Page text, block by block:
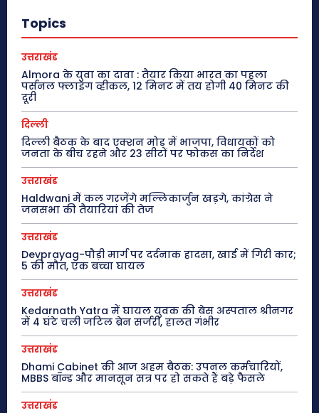
Topics
उत्तराखंड
Almora के युवा का दावा : तैयार किया भारत का पहला
पर्सनल फ्लाइंग व्हीकल, 12 मिनट में तय होगी 40 मिनट की
दूरी
दिल्ली
दिल्ली बैठक के बाद एक्शन मोड में भाजपा, विधायकों को
जनता के बीच रहने और 23 सीटों पर फोकस का निर्देश
उत्तराखंड
Haldwani में कल गरजेंगे मल्लिकार्जुन खड़गे, कांग्रेस ने
जनसभा की तैयारियां की तेज
उत्तराखंड
Devprayag-पौड़ी मार्ग पर दर्दनाक हादसा, खाई में गिरी कार;
5 की मौत, एक बच्चा घायल
उत्तराखंड
Kedarnath Yatra में घायल युवक की बेस अस्पताल श्रीनगर
में 4 घंटे चली जटिल ब्रेन सर्जरी, हालत गंभीर
उत्तराखंड
Dhami Cabinet की आज अहम बैठक: उपनल कर्मचारियों,
MBBS बॉन्ड और मानसून सत्र पर हो सकते हैं बड़े फैसले
उत्तराखंड